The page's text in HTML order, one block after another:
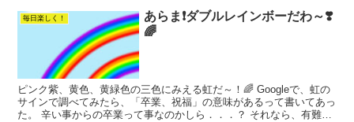
毎日楽しく！
あらま❗️ダブルレインボーだわ～❣️
🌈
ピンク紫、黄色、黄緑色の三色にみえる虹だ～！🌈 Googleで、虹の
サインで調べてみたら、「卒業、祝福」の意味があるって書いてあっ
た。 辛い事からの卒業って事なのかしら．．．？ それなら、有難い